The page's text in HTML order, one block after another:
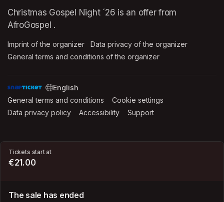
Tickets start at
€21.00
The sale has ended
Christmas Gospel Night ´26 is an offer from
AfroGospel .
Imprint of the organizer (opens in a new tab)
Data privacy of the organizer
General terms and conditions of the organizer
SWITCH LANGUAGE
General terms and conditions (opens in a new tab)
Cookie settings
Data privacy policy (opens in a new tab)
Accessibility (opens in a new tab)
Support